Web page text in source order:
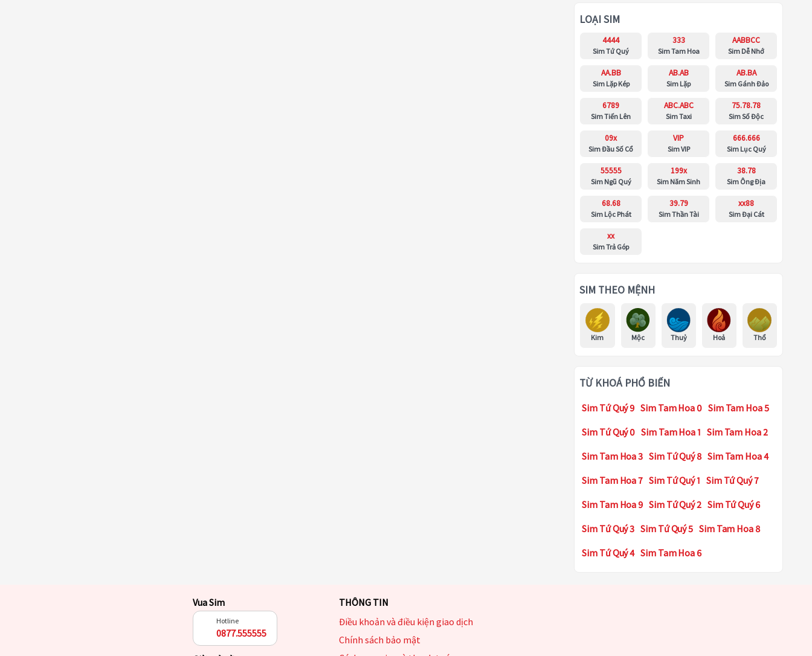
LOẠI SIM
4444
Sim Tứ Quý
333
Sim Tam Hoa
AABBCC
Sim Dễ Nhớ
AA.BB
Sim Lặp Kép
AB.AB
Sim Lặp
AB.BA
Sim Gánh Đảo
6789
Sim Tiến Lên
ABC.ABC
Sim Taxi
75.78.78
Sim Số Độc
09x
Sim Đầu Số Cổ
VIP
Sim VIP
666.666
Sim Lục Quý
55555
Sim Ngũ Quý
199x
Sim Năm Sinh
38.78
Sim Ông Địa
68.68
Sim Lộc Phát
39.79
Sim Thần Tài
xx88
Sim Đại Cát
xx
Sim Trả Góp
SIM THEO MỆNH
Kim Mộc Thuỷ Hoả Thổ
TỪ KHOÁ PHỔ BIẾN
Sim Tứ Quý 9 Sim Tam Hoa 0 Sim Tam Hoa 5
Sim Tứ Quý 0 Sim Tam Hoa 1 Sim Tam Hoa 2
Sim Tam Hoa 3 Sim Tứ Quý 8 Sim Tam Hoa 4
Sim Tam Hoa 7 Sim Tứ Quý 1 Sim Tứ Quý 7
Sim Tam Hoa 9 Sim Tứ Quý 2 Sim Tứ Quý 6
Sim Tứ Quý 3 Sim Tứ Quý 5 Sim Tam Hoa 8
Sim Tứ Quý 4 Sim Tam Hoa 6
Vua Sim
Hotline
0877.555555
THÔNG TIN
Điều khoản và điều kiện giao dịch
Chính sách bảo mật